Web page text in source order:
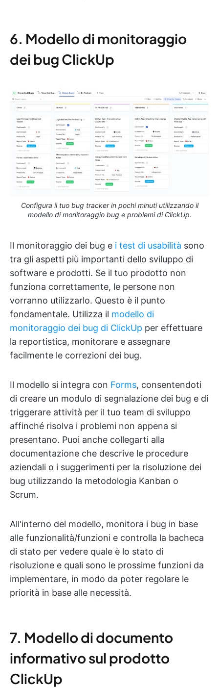
6. Modello di monitoraggio
dei bug ClickUp
Configura il tuo bug tracker in pochi minuti utilizzando il
modello di monitoraggio bug e problemi di ClickUp.
Il monitoraggio dei bug e i test di usabilità sono
tra gli aspetti più importanti dello sviluppo di
software e prodotti. Se il tuo prodotto non
funziona correttamente, le persone non
vorranno utilizzarlo. Questo è il punto
fondamentale. Utilizza il modello di
monitoraggio dei bug di ClickUp per effettuare
la reportistica, monitorare e assegnare
facilmente le correzioni dei bug.
Il modello si integra con Forms, consentendoti
di creare un modulo di segnalazione dei bug e di
triggerare attività per il tuo team di sviluppo
affinché risolva i problemi non appena si
presentano. Puoi anche collegarti alla
documentazione che descrive le procedure
aziendali o i suggerimenti per la risoluzione dei
bug utilizzando la metodologia Kanban o
Scrum.
All'interno del modello, monitora i bug in base
alle funzionalità/funzioni e controlla la bacheca
di stato per vedere quale è lo stato di
risoluzione e quali sono le prossime funzioni da
implementare, in modo da poter regolare le
priorità in base alle necessità.
7. Modello di documento
informativo sul prodotto
ClickUp